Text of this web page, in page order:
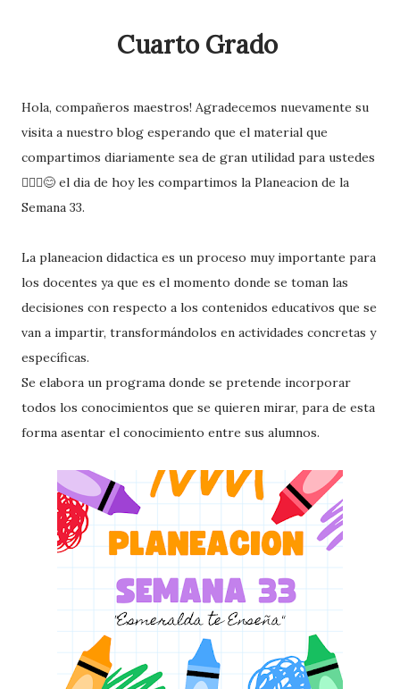
Cuarto Grado
Hola, compañeros maestros! Agradecemos nuevamente su
visita a nuestro blog esperando que el material que
compartimos diariamente sea de gran utilidad para ustedes
🙋🏽‍♂️😊 el dia de hoy les compartimos la Planeacion de la
Semana 33.
La planeacion didactica es un proceso muy importante para
los docentes ya que es el momento donde se toman las
decisiones con respecto a los contenidos educativos que se
van a impartir, transformándolos en actividades concretas y
específicas.
Se elabora un programa donde se pretende incorporar
todos los conocimientos que se quieren mirar, para de esta
forma asentar el conocimiento entre sus alumnos.